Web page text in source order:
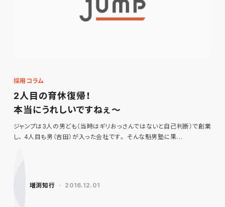
採用コラム
2人目の育休復帰！
本当にうれしいですねぇ～
ジャンプは3人の男ども（当時はギリおっさんではないと自己判断）で創業
し、 4人目も男（吉田）が入った会社です。 そんな魁男塾に果…
増渕知行 2016.12.01